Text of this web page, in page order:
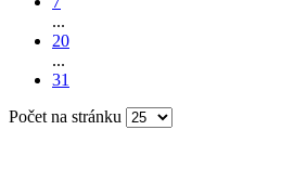
...
20
...
31
Počet na stránku